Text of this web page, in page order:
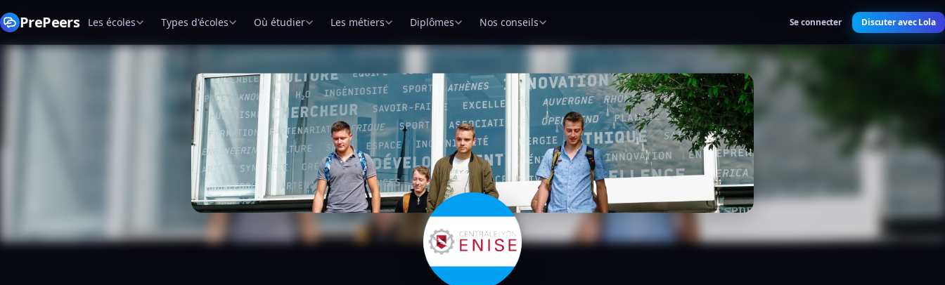
PrePeers Les écoles Types d'écoles Où étudier Les métiers Diplômes Nos conseils Se connecter Discuter avec Lola